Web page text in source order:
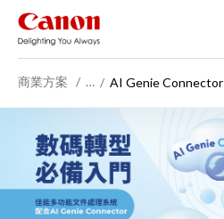
商業方案 … AI Genie Connector